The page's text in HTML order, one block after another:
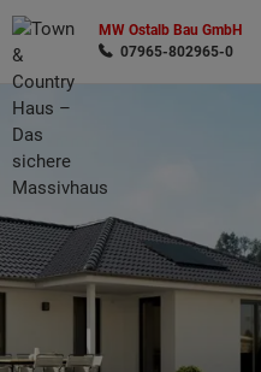
MW Ostalb Bau GmbH
07965-802965-0
Wonach möchten